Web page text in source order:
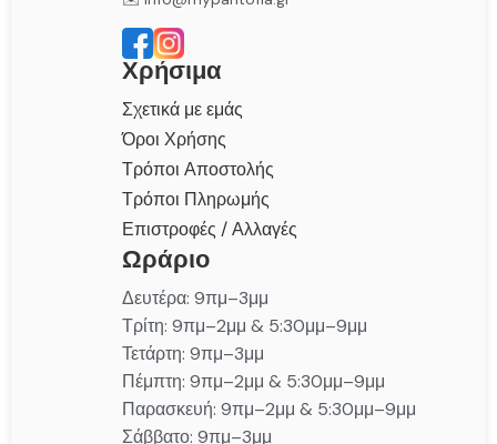
Χρήσιμα
Σχετικά με εμάς
Όροι Χρήσης
Τρόποι Αποστολής
Τρόποι Πληρωμής
Επιστροφές / Αλλαγές
Ωράριο
Δευτέρα: 9πμ–3μμ
Τρίτη: 9πμ–2μμ & 5:30μμ–9μμ
Τετάρτη: 9πμ–3μμ
Πέμπτη: 9πμ–2μμ & 5:30μμ–9μμ
Παρασκευή: 9πμ–2μμ & 5:30μμ–9μμ
Σάββατο: 9πμ–3μμ